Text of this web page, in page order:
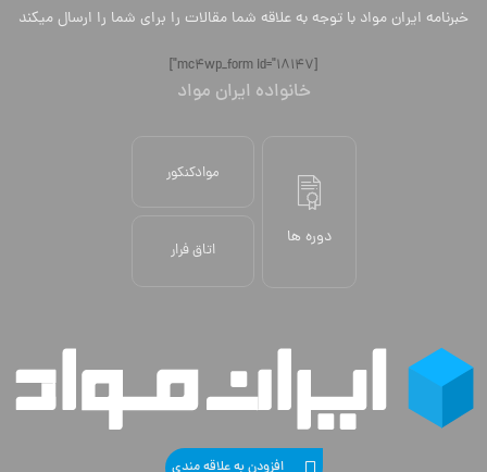
خبرنامه ایران مواد با توجه به علاقه شما مقالات را برای شما را ارسال میکند
[mc4wp_form id="18147"]
خانواده ایران مواد
دوره ها
موادکنکور
اتاق فرار
افزودن به علاقه مندی